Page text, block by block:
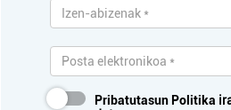
Pribatutasun Politika